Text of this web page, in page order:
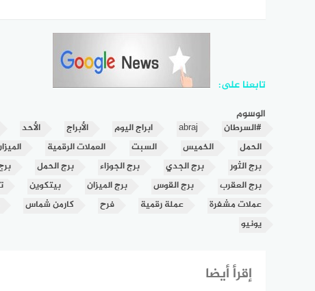
تابعنا على:
الوسوم
#السرطان abraj ابراج اليوم الأبراج الأحد
الحمل
الخميس السبت العملات الرقمية
برج الثور
برج الجدي برج الجوزاء برج الحمل
برج العقرب
برج القوس برج الميزان بيتكوين
عملات مشفرة
عملة رقمية فرح كارمن شماس
يونيو
إقرأ أيضا